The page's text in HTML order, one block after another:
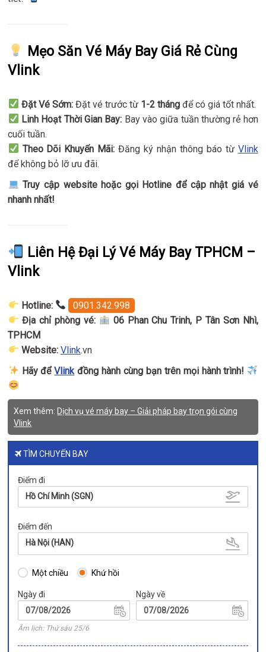
Mẹo Săn Vé Máy Bay Giá Rẻ Cùng
Vlink
Đặt Vé Sớm:Đặt vé trước từ 1-2 thángđể có giá tốt nhất.
Linh Hoạt Thời Gian Bay: Bay vào giữa tuần thường rẻ hơn
cuối tuần.
Theo Dõi Khuyến Mãi: Đăng ký nhận thông báo từ Vlink
để không bỏ lỡ ưu đãi.
Truy cập website hoặc gọi Hotline để cập nhật giá vé
nhanh nhất!
Liên Hệ Đại Lý Vé Máy Bay TPHCM –
Vlink
Hotline:
0901.342.998
Địa chỉ phòng vé:
06 Phan Chu Trinh, P Tân Sơn Nhì,
TPHCM
Website: Vlink.vn
Hãy đểVlinkđồng hành cùng bạn trên mọi hành trình!
Xem thêm: Dịch vụ vé máy bay – Giải pháp bay trọn gói cùng
Vlink
TÌM CHUYẾN BAY
Điểm đi
Hồ Chí Minh (SGN)
Điểm đến
Hà Nội (HAN)
Một chiều Khứ hồi
Ngày đi
Âm lịch: Thứ sáu 25/6
Ngày về